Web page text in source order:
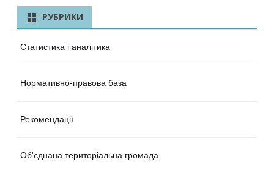
РУБРИКИ
Статистика і аналітика
Нормативно-правова база
Рекомендації
Об'єднана територіальна громада